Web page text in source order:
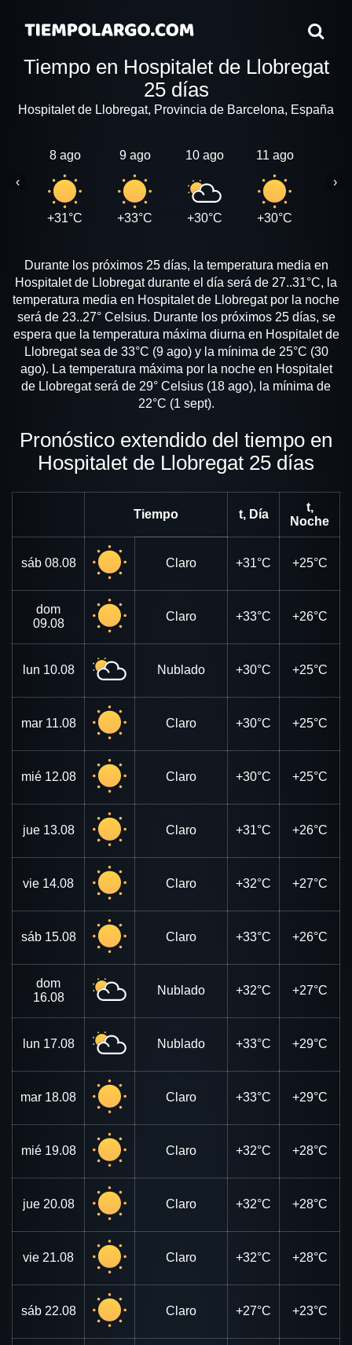
Tiempo en Hospitalet de Llobregat
25 días
Hospitalet de Llobregat, Provincia de Barcelona, España
8 ago
+31°C
9 ago
+33°C
10 ago
+30°C
11 ago
+30°C
‹ ›
Durante los próximos 25 días, la temperatura media en
Hospitalet de Llobregat durante el día será de 27..31°C, la
temperatura media en Hospitalet de Llobregat por la noche
será de 23..27° Celsius. Durante los próximos 25 días, se
espera que la temperatura máxima diurna en Hospitalet de
Llobregat sea de 33°C (9 ago) y la mínima de 25°C (30
ago). La temperatura máxima por la noche en Hospitalet
de Llobregat será de 29° Celsius (18 ago), la mínima de
22°C (1 sept).
Pronóstico extendido del tiempo en
Hospitalet de Llobregat 25 días
Tiempo t, Día
t,
Noche
sáb 08.08 Claro +31°C +25°C
dom
09.08
Claro +33°C +26°C
lun 10.08 Nublado +30°C +25°C
mar 11.08 Claro +30°C +25°C
mié 12.08 Claro +30°C +25°C
jue 13.08 Claro +31°C +26°C
vie 14.08 Claro +32°C +27°C
sáb 15.08 Claro +33°C +26°C
dom
16.08
Nublado +32°C +27°C
lun 17.08 Nublado +33°C +29°C
mar 18.08 Claro +33°C +29°C
mié 19.08 Claro +32°C +28°C
jue 20.08 Claro +32°C +28°C
vie 21.08 Claro +32°C +28°C
sáb 22.08 Claro +27°C +23°C